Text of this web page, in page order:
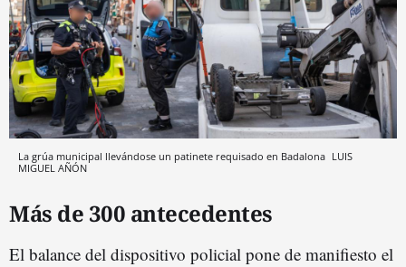
La grúa municipal llevándose un patinete requisado en Badalona LUIS
MIGUEL AÑÓN
Más de 300 antecedentes
El balance del dispositivo policial pone de manifiesto el